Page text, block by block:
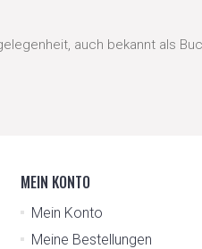
auch bekannt als
MEIN KONTO
Mein Konto
Meine Bestellungen